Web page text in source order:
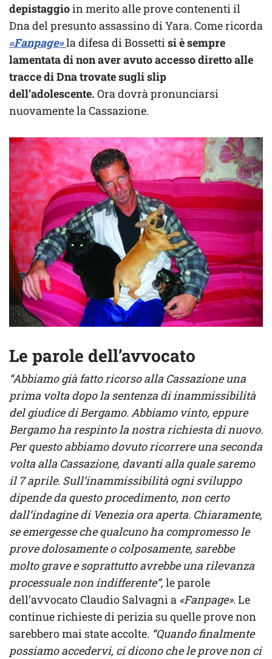
depistaggioin merito alle prove contenenti il
Dna del presunto assassino di Yara. Come ricorda
«Fanpage»la difesa di Bossetti si è sempre
lamentata di non aver avuto accesso diretto alle
tracce di Dna trovate sugli slip
dell’adolescente. Ora dovrà pronunciarsi
nuovamente la Cassazione.
Le parole dell’avvocato
“Abbiamo già fatto ricorso alla Cassazione una
prima volta dopo la sentenza di inammissibilità
del giudice di Bergamo. Abbiamo vinto, eppure
Bergamo ha respinto la nostra richiesta di nuovo.
Per questo abbiamo dovuto ricorrere una seconda
volta alla Cassazione, davanti alla quale saremo
il 7 aprile. Sull’inammissibilità ogni sviluppo
dipende da questo procedimento, non certo
dall’indagine di Venezia ora aperta. Chiaramente,
se emergesse che qualcuno ha compromesso le
prove dolosamente o colposamente, sarebbe
molto grave e soprattutto avrebbe una rilevanza
processuale non indifferente”,le parole
dell’avvocato Claudio Salvagni a «Fanpage». Le
continue richieste di perizia su quelle prove non
sarebbero mai state accolte. “Quando finalmente
possiamo accedervi, ci dicono che le prove non ci